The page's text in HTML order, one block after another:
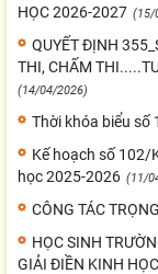
HỌC 2026-2027 (15/
QUYẾT ĐỊNH
THI, CHẤM
(14/04/2026)
Thời khóa biểu
Kế hoạch số 102/
học 2025-2026 (11/
CÔNG TÁC
HỌC SINH
GIẢI ĐIỀN KINH